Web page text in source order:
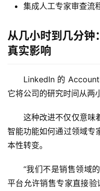
集成人工专家审查流
从几小时到几分钟
真实影响
LinkedIn 的
它将公司的研究时间从两
这种改进不仅仅意
智能功能如何通过领域专
本性转变。
“我们不是销售领域
平台允许销售专家直接